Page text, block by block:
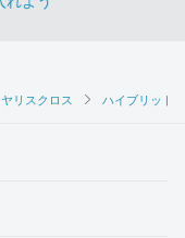
ヤリスクロス ハイブリッドZ